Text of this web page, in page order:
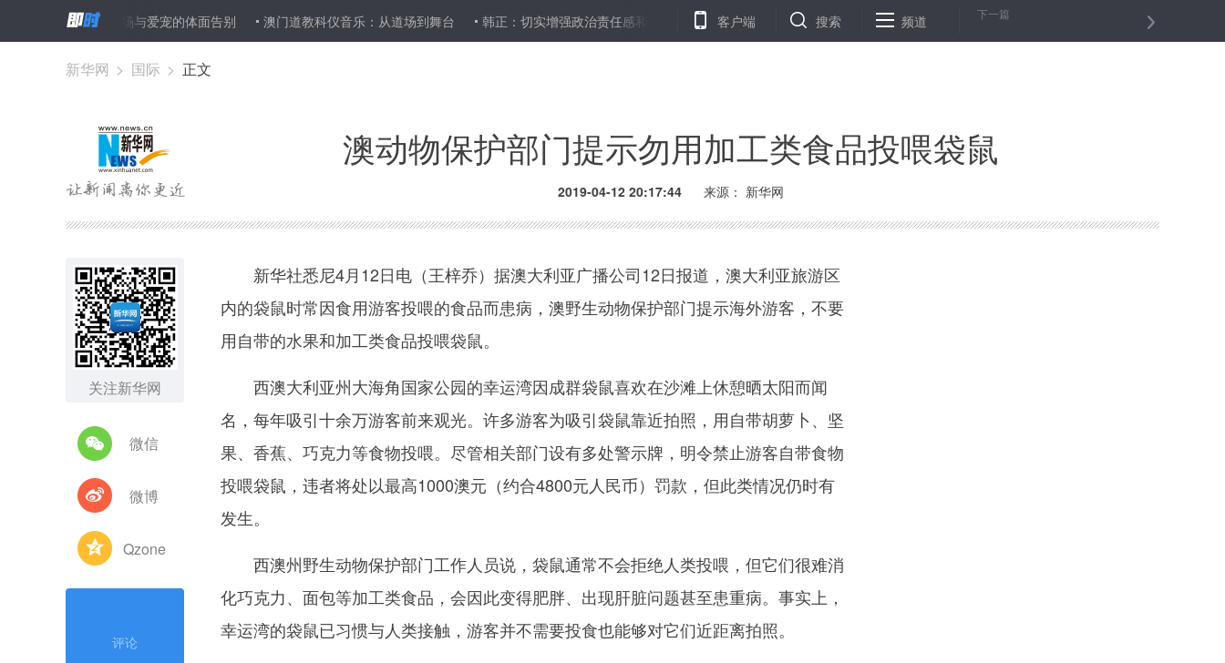
物殡葬：一场与爱宠的体面告别 澳门道教科仪音乐：从道场到舞台 韩正：切实增强政治责任感和历史使命感 加快形成国土绿化事业发展新格局 一个“村”的创新之路——中关村70年从无名之地变创新之源
客户端 搜索 频道 下一篇
新华网 > 国际 > 正文
澳动物保护部门提示勿用加工类食品投喂袋鼠
2019-04-12 20:17:44 来源： 新华网
关注新华网
微信
微博
Qzone
评论
新华社悉尼4月12日电（王梓乔）据澳大利亚广播公司12日报道，澳大利亚旅游区
内的袋鼠时常因食用游客投喂的食品而患病，澳野生动物保护部门提示海外游客，不要
用自带的水果和加工类食品投喂袋鼠。
西澳大利亚州大海角国家公园的幸运湾因成群袋鼠喜欢在沙滩上休憩晒太阳而闻
名，每年吸引十余万游客前来观光。许多游客为吸引袋鼠靠近拍照，用自带胡萝卜、坚
果、香蕉、巧克力等食物投喂。尽管相关部门设有多处警示牌，明令禁止游客自带食物
投喂袋鼠，违者将处以最高1000澳元（约合4800元人民币）罚款，但此类情况仍时有
发生。
西澳州野生动物保护部门工作人员说，袋鼠通常不会拒绝人类投喂，但它们很难消
化巧克力、面包等加工类食品，会因此变得肥胖、出现肝脏问题甚至患重病。事实上，
幸运湾的袋鼠已习惯与人类接触，游客并不需要投食也能够对它们近距离拍照。